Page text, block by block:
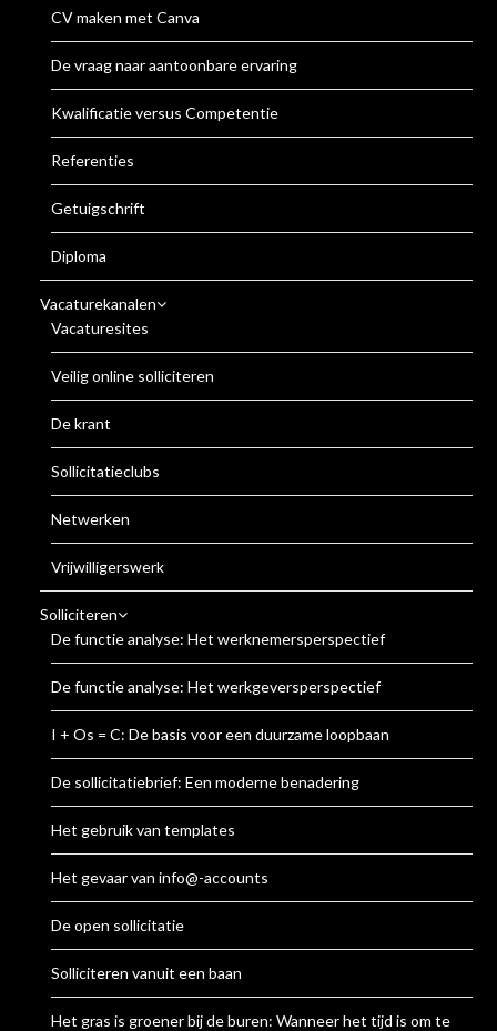
CV maken met Canva
De vraag naar aantoonbare ervaring
Kwalificatie versus Competentie
Referenties
Getuigschrift
Diploma
Vacaturekanalen
Vacaturesites
Veilig online solliciteren
De krant
Sollicitatieclubs
Netwerken
Vrijwilligerswerk
Solliciteren
De functie analyse: Het werknemersperspectief
De functie analyse: Het werkgeversperspectief
I + Os = C: De basis voor een duurzame loopbaan
De sollicitatiebrief: Een moderne benadering
Het gebruik van templates
Het gevaar van info@-accounts
De open sollicitatie
Solliciteren vanuit een baan
Het gras is groener bij de buren: Wanneer het tijd is om te